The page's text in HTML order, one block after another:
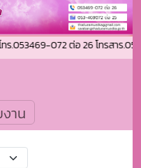
072 ต่อ 26 โทรสาร
าน